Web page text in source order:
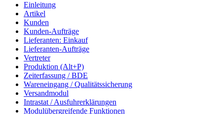
Einleitung
Artikel
Kunden
Kunden-Aufträge
Lieferanten: Einkauf
Lieferanten-Aufträge
Vertreter
Produktion (Alt+P)
Zeiterfassung / BDE
Wareneingang / Qualitätssicherung
Versandmodul
Intrastat / Ausfuhrerklärungen
Modulübergreifende Funktionen